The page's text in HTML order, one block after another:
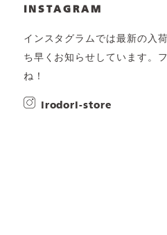
INSTAGRAM
インスタグラムでは最新の入
ち早くお知らせしています。
ね！
irodori-store